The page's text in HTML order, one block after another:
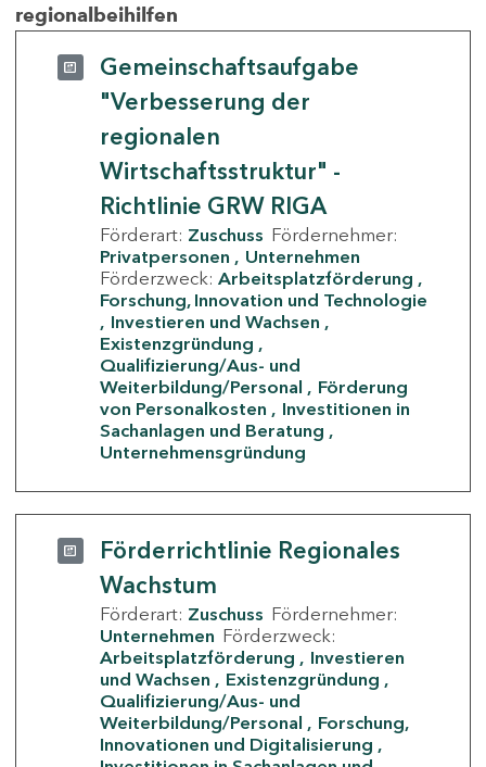
regionalbeihilfen
Gemeinschaftsaufgabe
"Verbesserung der
regionalen
Wirtschaftsstruktur" -
Richtlinie GRW RIGA
Förderart: Zuschuss Fördernehmer:
Privatpersonen
Unternehmen
Förderzweck: Arbeitsplatzförderung
Forschung, Innovation und Technologie
Investieren und Wachsen
Existenzgründung
Qualifizierung/Aus- und
Weiterbildung/Personal
Förderung
von Personalkosten
Investitionen in
Sachanlagen und Beratung
Unternehmensgründung
Förderrichtlinie Regionales
Wachstum
Förderart: Zuschuss Fördernehmer:
Unternehmen Förderzweck:
Arbeitsplatzförderung
Investieren
und Wachsen
Existenzgründung
Qualifizierung/Aus- und
Weiterbildung/Personal
Forschung,
Innovationen und Digitalisierung